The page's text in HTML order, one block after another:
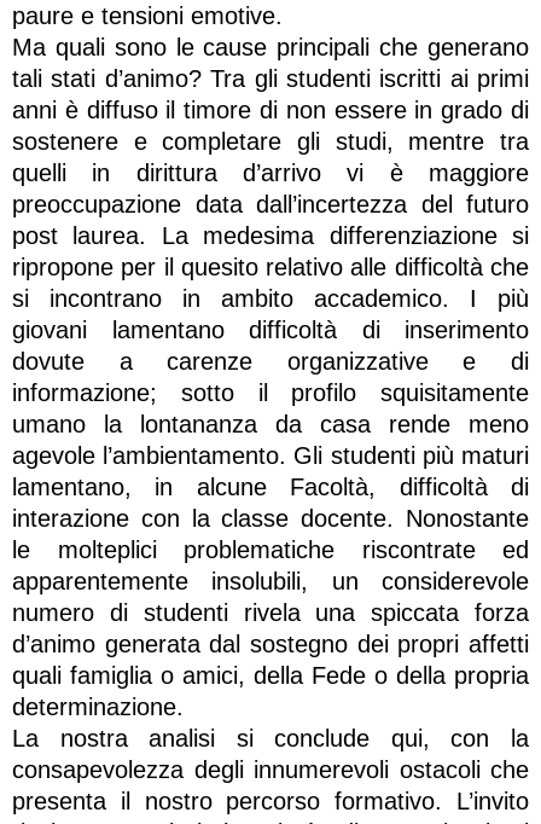
paure e tensioni emotive.
Ma quali sono le cause principali che generano
tali stati d’animo? Tra gli studenti iscritti ai primi
anni è diffuso il timore di non essere in grado di
sostenere e completare gli studi, mentre tra
quelli in dirittura d’arrivo vi è maggiore
preoccupazione data dall’incertezza del futuro
post laurea. La medesima differenziazione si
ripropone per il quesito relativo alle difficoltà che
si incontrano in ambito accademico. I più
giovani lamentano difficoltà di inserimento
dovute a carenze organizzative e di
informazione; sotto il profilo squisitamente
umano la lontananza da casa rende meno
agevole l’ambientamento. Gli studenti più maturi
lamentano, in alcune Facoltà, difficoltà di
interazione con la classe docente. Nonostante
le molteplici problematiche riscontrate ed
apparentemente insolubili, un considerevole
numero di studenti rivela una spiccata forza
d’animo generata dal sostegno dei propri affetti
quali famiglia o amici, della Fede o della propria
determinazione.
La nostra analisi si conclude qui, con la
consapevolezza degli innumerevoli ostacoli che
presenta il nostro percorso formativo. L’invito